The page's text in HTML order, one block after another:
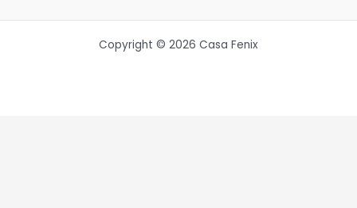
Copyright © 2026 Casa Fenix